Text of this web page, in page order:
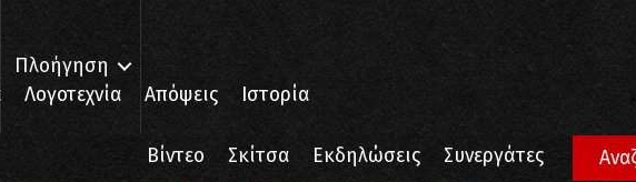
Πλοήγηση
Λογοτεχνία Απόψεις Ιστορία
Βίντεο Σκίτσα Εκδηλώσεις Συνεργάτες
ΚΝΕ-ΟΔΗΓΗΤΗ – Από το καρότσι και τα θρανία, στο σχολείο της ζωής και του αγώνα